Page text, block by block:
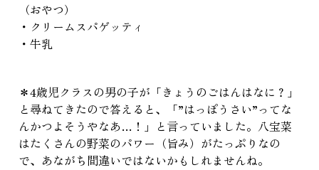
（おやつ）
・クリームスパゲッティ
・牛乳
＊4歳児クラスの男の子が「きょうのごはんはなに？」
と尋ねてきたので答えると、「”はっぽうさい”ってな
んかつよそうやなあ…！」と言っていました。八宝菜
はたくさんの野菜のパワー（旨み）がたっぷりなの
で、あながち間違いではないかもしれませんね。